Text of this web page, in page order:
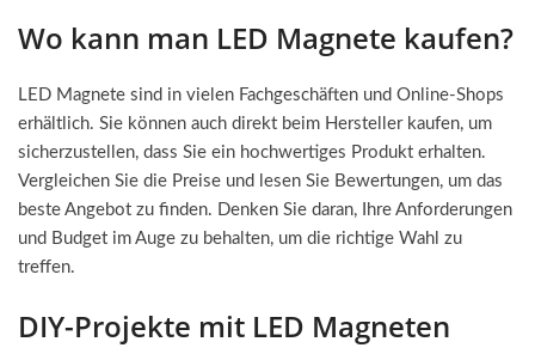
Wo kann man LED Magnete kaufen?
LED Magnete sind in vielen Fachgeschäften und Online-Shops
erhältlich. Sie können auch direkt beim Hersteller kaufen, um
sicherzustellen, dass Sie ein hochwertiges Produkt erhalten.
Vergleichen Sie die Preise und lesen Sie Bewertungen, um das
beste Angebot zu finden. Denken Sie daran, Ihre Anforderungen
und Budget im Auge zu behalten, um die richtige Wahl zu
treffen.
DIY-Projekte mit LED Magneten